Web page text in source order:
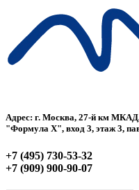
Адрес: г. Москва, 27-й км
"Формула Х", вход 3, этаж 3,
+7 (495) 730-53-32
+7 (909) 900-90-07